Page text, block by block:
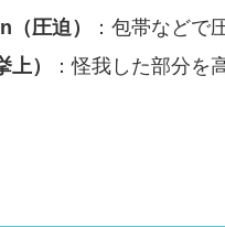
圧迫）
：包帯などで
）
：怪我した部分を